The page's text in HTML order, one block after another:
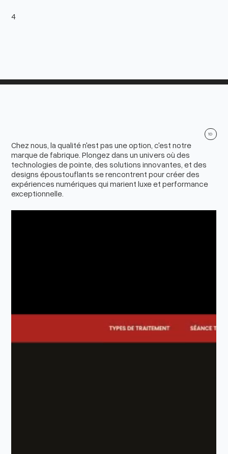
4
1D
Chez nous, la qualité n'est pas une option, c'est notre
marque de fabrique. Plongez dans un univers où des
technologies de pointe, des solutions innovantes, et des
designs époustouflants se rencontrent pour créer des
expériences numériques qui marient luxe et performance
exceptionnelle.